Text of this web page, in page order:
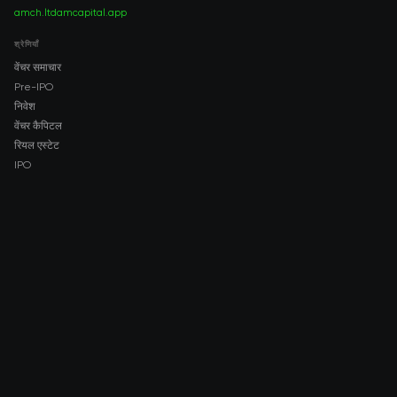
amch.ltdamcapital.app
श्रेणियाँ
वेंचर समाचार
Pre-IPO
निवेश
वेंचर कैपिटल
रियल एस्टेट
IPO